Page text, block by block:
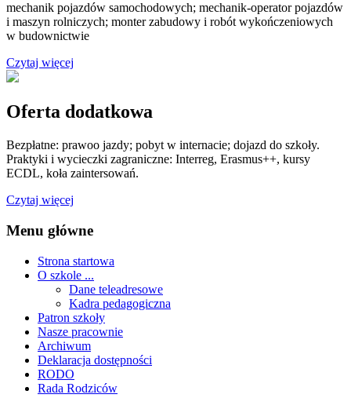
mechanik pojazdów samochodowych; mechanik-operator pojazdów
i maszyn rolniczych; monter zabudowy i robót wykończeniowych
w budownictwie
Czytaj więcej
Oferta dodatkowa
Bezpłatne: prawoo jazdy; pobyt w internacie; dojazd do szkoły.
Praktyki i wycieczki zagraniczne: Interreg, Erasmus++, kursy
ECDL, koła zaintersowań.
Czytaj więcej
Menu główne
Strona startowa
O szkole ...
Dane teleadresowe
Kadra pedagogiczna
Patron szkoły
Nasze pracownie
Archiwum
Deklaracja dostępności
RODO
Rada Rodziców